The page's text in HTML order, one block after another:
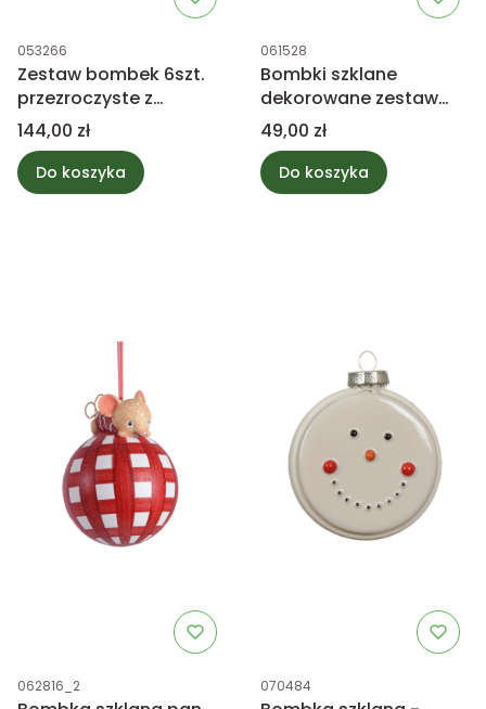
Kod produktu
053266
Zestaw bombek 6szt.
przezroczyste z
motywem liści
Cena
144,00 zł
Do koszyka
Kod produktu
061528
Bombki szklane
dekorowane zestaw
3szt.
Cena
49,00 zł
Do koszyka
Kod produktu
062816_2 Kod produktu
070484